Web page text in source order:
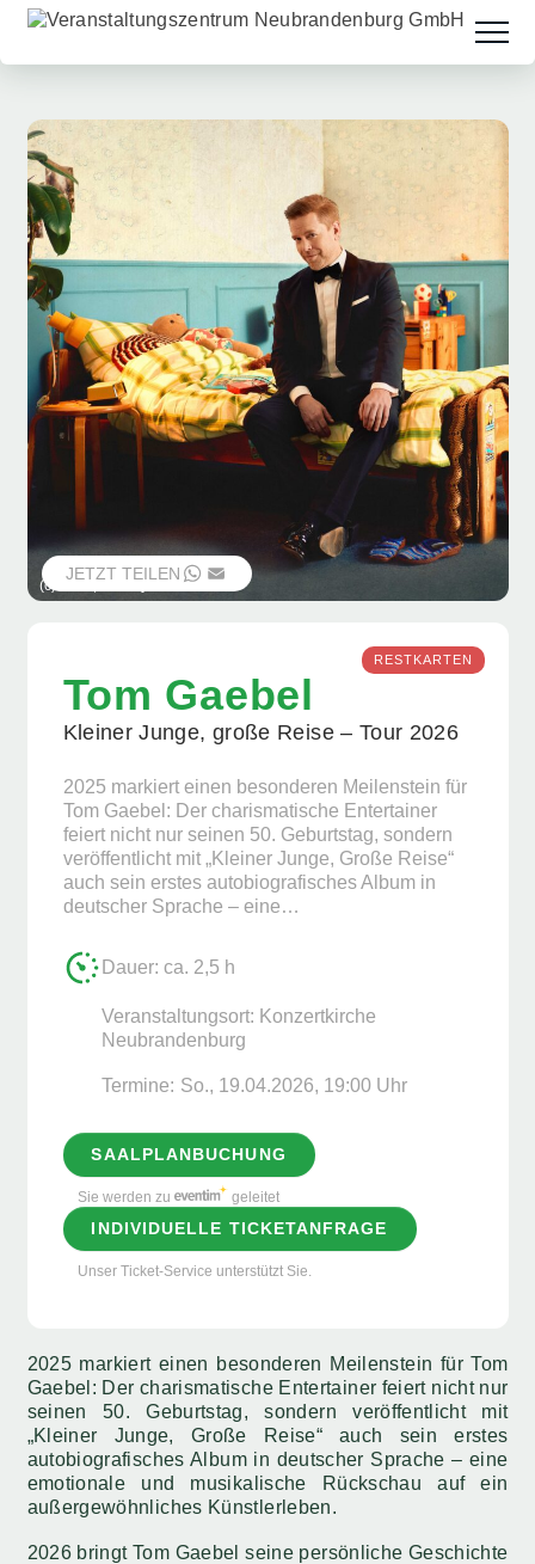
2025 markiert einen besonderen Meilenstein für Tom
Gaebel: Der charismatische Entertainer feiert nicht nur
seinen 50. Geburtstag, sondern veröffentlicht mit
„Kleiner Junge, Große Reise“ auch sein erstes
autobiografisches Album in deutscher Sprache – eine
emotionale und musikalische Rückschau auf ein
außergewöhnliches Künstlerleben.
2026 bringt Tom Gaebel seine persönliche Geschichte
(c) Stars, Foto by Marcel Brell
JETZT TEILEN
WHATSAPP
EMAIL
RESTKARTEN
Tom Gaebel
Kleiner Junge, große Reise – Tour 2026
2025 markiert einen besonderen Meilenstein für
Tom Gaebel: Der charismatische Entertainer
feiert nicht nur seinen 50. Geburtstag, sondern
veröffentlicht mit „Kleiner Junge, Große Reise“
auch sein erstes autobiografisches Album in
deutscher Sprache – eine…
Dauer: ca. 2,5 h
Veranstaltungsort: Konzertkirche
Neubrandenburg
Termine: So., 19.04.2026, ­19:00 Uhr
SAALPLANBUCHUNG
Sie werden zu geleitet
INDIVIDUELLE TICKETANFRAGE
Unser Ticket-Service unterstützt Sie.